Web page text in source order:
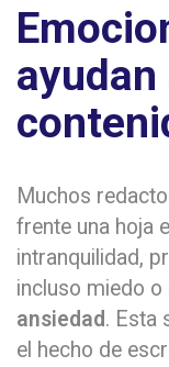
Muchos
frente una hoja
intranquilidad,
incluso miedo
ansiedad. Esta
el hecho de